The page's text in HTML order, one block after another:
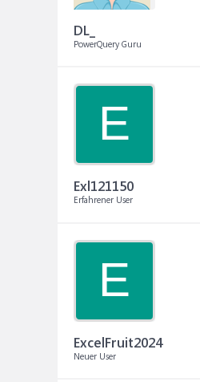
DL_
PowerQuery Guru
E
Exl121150
Erfahrener User
E
ExcelFruit2024
Neuer User